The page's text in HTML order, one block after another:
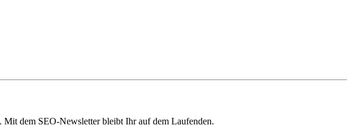
dem SEO-Newsletter bleibt Ihr auf dem Laufenden.